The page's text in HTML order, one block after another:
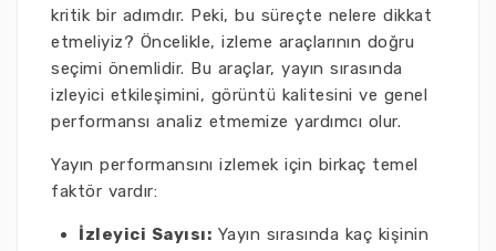
kritik bir adımdır. Peki, bu süreçte nelere dikkat
etmeliyiz? Öncelikle, izleme araçlarının doğru
seçimi önemlidir. Bu araçlar, yayın sırasında
izleyici etkileşimini, görüntü kalitesini ve genel
performansı analiz etmemize yardımcı olur.
Yayın performansını izlemek için birkaç temel
faktör vardır:
İzleyici Sayısı: Yayın sırasında kaç kişinin